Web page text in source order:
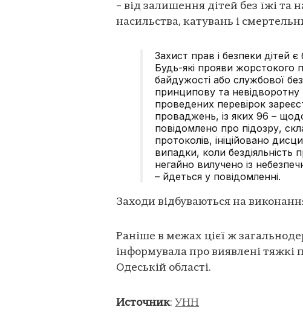
– від залишення дітей без їжі та
насильства, катувань і
Захист прав і безпеки дітей
Будь-які прояви жорстокого
байдужості або службової
принципову та невідворотну
проведених перевірок
проваджень, із яких 96 –
повідомлено про підозру,
протоколів, ініційовано
випадки, коли бездіяльність
негайно вилучено із
– йдеться у повідомленні.
Заходи відбуваються на
Раніше в межах цієї ж
інформувала про виявлені тяжкі
Одеській області.
Источник: УНН